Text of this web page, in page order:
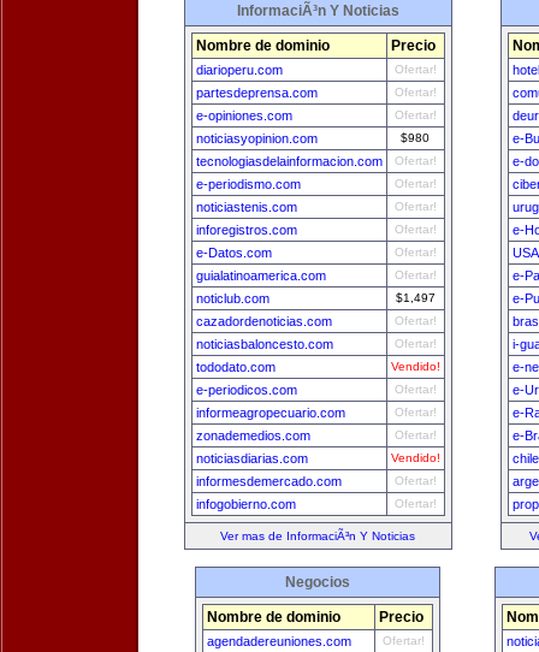
InformaciÃ³n Y Noticias
Nombre de dominio Precio
diarioperu.com Ofertar!
partesdeprensa.com Ofertar!
e-opiniones.com Ofertar!
noticiasyopinion.com $980
tecnologiasdelainformacion.com Ofertar!
e-periodismo.com Ofertar!
noticiastenis.com Ofertar!
inforegistros.com Ofertar!
e-Datos.com Ofertar!
guialatinoamerica.com Ofertar!
noticlub.com $1,497
cazadordenoticias.com Ofertar!
noticiasbaloncesto.com Ofertar!
tododato.com Vendido!
e-periodicos.com Ofertar!
informeagropecuario.com Ofertar!
zonademedios.com Ofertar!
noticiasdiarias.com Vendido!
informesdemercado.com Ofertar!
infogobierno.com Ofertar!
Ver mas de InformaciÃ³n Y Noticias
e-
e-
e-
e-
e-
i-
e-
e-
e-
e-
Negocios
Nombre de dominio Precio
agendadereuniones.com Ofertar!